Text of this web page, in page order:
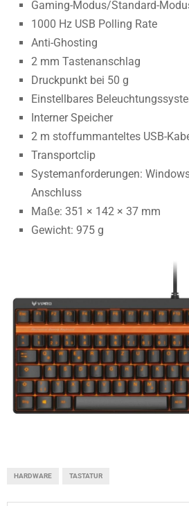
Gaming-Modus/Standard-
1000 Hz USB Polling Rate
Anti-Ghosting
2 mm Tastenanschlag
Druckpunkt bei 50 g
Einstellbares
Interner Speicher
2 m stoffummanteltes USB-
Transportclip
Systemanforderungen:
Anschluss
Maße: 351 × 142 × 37 mm
Gewicht: 975 g
HARDWARE TASTATUR